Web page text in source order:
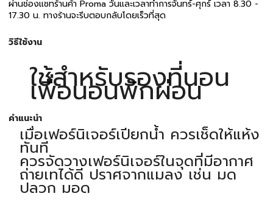
ผ่านช่องแชทร้านค้า Proma วันและเวลาทำการจันทร์-ศุกร์ เวลา 8.30 -
17.30 น. ทางร้านจะรีบตอบกลับโดยเร็วที่สุด
วิธีใช้งาน
ใช้สำหรับรองที่นอน
เพื่อนอนพักผ่อน
คำแนะนำ
เมื่อเฟอร์นิเจอร์เปียกน้ำ ควรเช็ดให้แห้ง
ทันที
ควรจัดวางเฟอร์นิเจอร์ในจุดที่มีอากาศ
ถ่ายเทได้ดี ปราศจากแมลง เช่น มด
ปลวก มอด